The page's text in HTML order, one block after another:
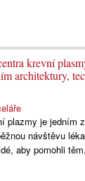
krevní
architektury,
plazmy je jedním
návštěvu
aby pomohli